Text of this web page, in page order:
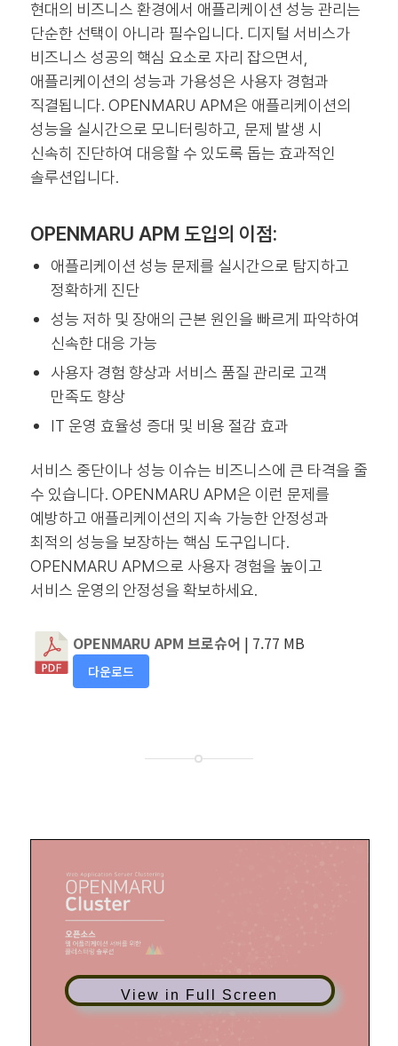
현대의 비즈니스 환경에서 애플리케이션 성능 관리는
단순한 선택이 아니라 필수입니다. 디지털 서비스가
비즈니스 성공의 핵심 요소로 자리 잡으면서,
애플리케이션의 성능과 가용성은 사용자 경험과
직결됩니다. OPENMARU APM은 애플리케이션의
성능을 실시간으로 모니터링하고, 문제 발생 시
신속히 진단하여 대응할 수 있도록 돕는 효과적인
솔루션입니다.
OPENMARU APM 도입의 이점:
애플리케이션 성능 문제를 실시간으로 탐지하고
정확하게 진단
성능 저하 및 장애의 근본 원인을 빠르게 파악하여
신속한 대응 가능
사용자 경험 향상과 서비스 품질 관리로 고객
만족도 향상
IT 운영 효율성 증대 및 비용 절감 효과
서비스 중단이나 성능 이슈는 비즈니스에 큰 타격을 줄
수 있습니다. OPENMARU APM은 이런 문제를
예방하고 애플리케이션의 지속 가능한 안정성과
최적의 성능을 보장하는 핵심 도구입니다.
OPENMARU APM으로 사용자 경험을 높이고
서비스 운영의 안정성을 확보하세요.
OPENMARU APM 브로슈어 | 7.77 MB
다운로드
View in Full Screen